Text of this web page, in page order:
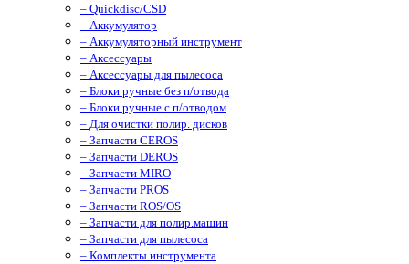
– Quickdisc/CSD
– Аккумулятор
– Аккумуляторный инструмент
– Аксессуары
– Аксессуары для пылесоса
– Блоки ручные без п/отвода
– Блоки ручные с п/отводом
– Для очистки полир. дисков
– Запчасти CEROS
– Запчасти DEROS
– Запчасти MIRO
– Запчасти PROS
– Запчасти ROS/OS
– Запчасти для полир.машин
– Запчасти для пылесоса
– Комплекты инструмента